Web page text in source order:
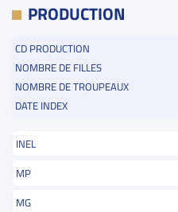
PRODUCTION
CD PRODUCTION
NOMBRE DE FILLES
NOMBRE DE TROUPEAUX
DATE INDEX
INEL
MP
MG